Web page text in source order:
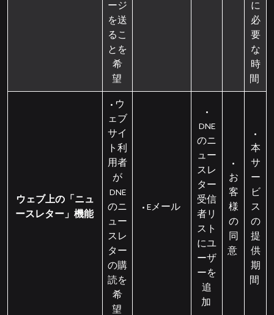
ージ
を送
るこ
とを
希
望
に
必
要
な
時
間
ウェブ上の「ニュ
ースレター」機能
• ウ
ェブ
サイ
ト利
用者
が
DNE
のニ
ュー
スレ
ター
の購
読を
希
望
• Eメール
•
DNE
のニ
ュー
スレ
ター
受信
者リ
スト
にユ
ーザ
ーを
追
加
•
お
客
様
の
同
意
•
本
サ
ー
ビ
ス
の
提
供
期
間